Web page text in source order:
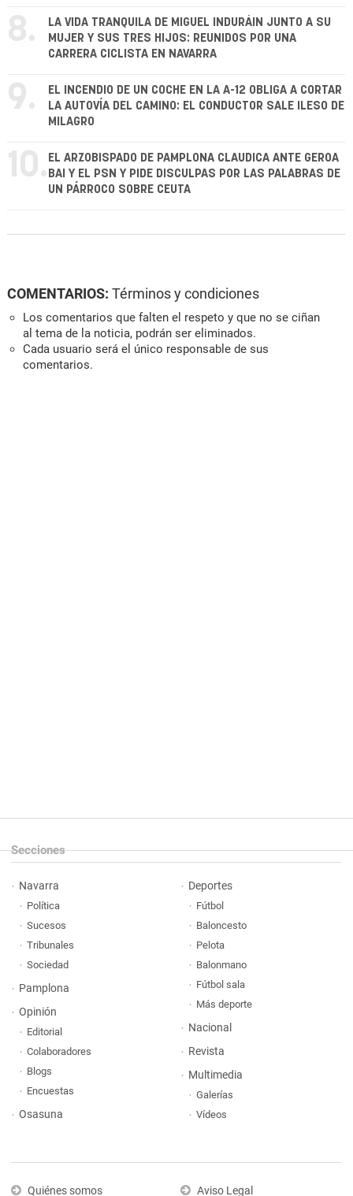
8.
LA VIDA TRANQUILA DE MIGUEL INDURÁIN JUNTO A SU
MUJER Y SUS TRES HIJOS: REUNIDOS POR UNA
CARRERA CICLISTA EN NAVARRA
9.
EL INCENDIO DE UN COCHE EN LA A-12 OBLIGA A CORTAR
LA AUTOVÍA DEL CAMINO: EL CONDUCTOR SALE ILESO DE
MILAGRO
10. EL ARZOBISPADO DE PAMPLONA CLAUDICA ANTE GEROA
BAI Y EL PSN Y PIDE DISCULPAS POR LAS PALABRAS DE
UN PÁRROCO SOBRE CEUTA
COMENTARIOS: Términos y condiciones
Los comentarios que falten el respeto y que no se ciñan
al tema de la noticia, podrán ser eliminados.
Cada usuario será el único responsable de sus
comentarios.
Secciones
Navarra
Política
Sucesos
Tribunales
Sociedad
Pamplona
Opinión
Editorial
Colaboradores
Blogs
Encuestas
Osasuna
Deportes
Fútbol
Baloncesto
Pelota
Balonmano
Fútbol sala
Más deporte
Nacional
Revista
Multimedia
Galerías
Vídeos
Quiénes somos Aviso Legal